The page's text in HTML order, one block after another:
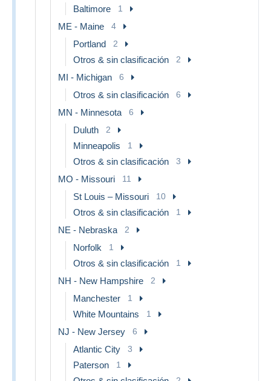
Baltimore 1
ME - Maine 4
Portland 2
Otros & sin clasificación 2
MI - Michigan 6
Otros & sin clasificación 6
MN - Minnesota 6
Duluth 2
Minneapolis 1
Otros & sin clasificación 3
MO - Missouri 11
St Louis – Missouri 10
Otros & sin clasificación 1
NE - Nebraska 2
Norfolk 1
Otros & sin clasificación 1
NH - New Hampshire 2
Manchester 1
White Mountains 1
NJ - New Jersey 6
Atlantic City 3
Paterson 1